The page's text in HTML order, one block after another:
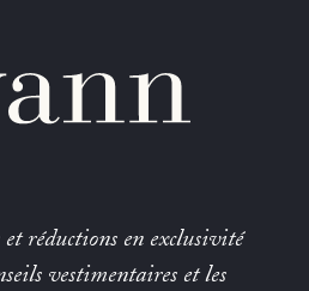
et réductions en exclusivité
vestimentaires et les